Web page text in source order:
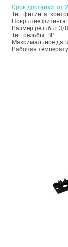
Срок доставки: от
Тип фитинга:
Покрытие
Размер резьбы: 3/
Тип резьбы: ВР
Максимальное
Рабочая